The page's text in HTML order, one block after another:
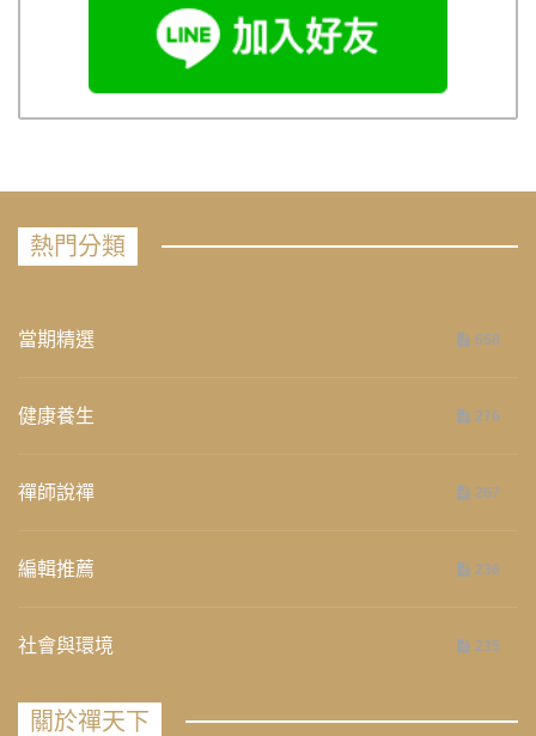
熱門分類
當期精選 658
健康養生 276
禪師說禪 267
編輯推薦 236
社會與環境 235
關於禪天下